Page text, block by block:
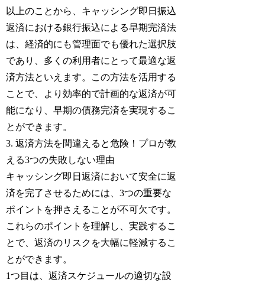
以上のことから、キャッシング即日振込
返済における銀行振込による早期完済法
は、経済的にも管理面でも優れた選択肢
であり、多くの利用者にとって最適な返
済方法といえます。この方法を活用する
ことで、より効率的で計画的な返済が可
能になり、早期の債務完済を実現するこ
とができます。
3. 返済方法を間違えると危険！プロが教
える3つの失敗しない理由
キャッシング即日返済において安全に返
済を完了させるためには、3つの重要な
ポイントを押さえることが不可欠です。
これらのポイントを理解し、実践するこ
とで、返済のリスクを大幅に軽減するこ
とができます。
1つ目は、返済スケジュールの適切な設